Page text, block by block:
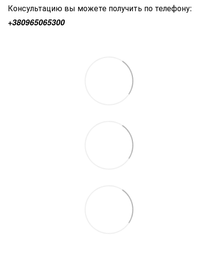
Консультацию вы можете получить по телефону:
+380965065300